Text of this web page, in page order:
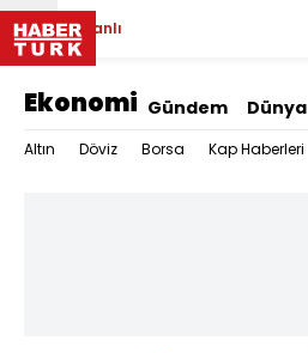
Canlı
Ekonomi Gündem Dünya
Altın Döviz Borsa Kap Haberleri